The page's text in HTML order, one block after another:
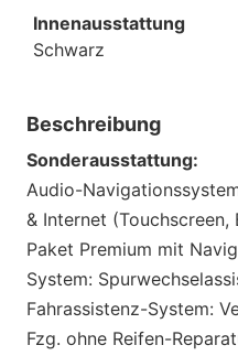
Innenausstattung
Schwarz
Beschreibung
Sonderausstattung:
Audio-
& Internet (Touchscreen,
Paket Premium mit
System:
Fahrassistenz-System:
Fzg. ohne Reifen-